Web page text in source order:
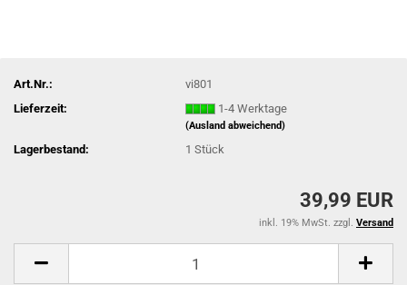
Art.Nr.:
vi801
Lieferzeit:
1-4 Werktage
(Ausland abweichend)
Lagerbestand: 1Stück
39,99 EUR
inkl. 19% MwSt. zzgl. Versand